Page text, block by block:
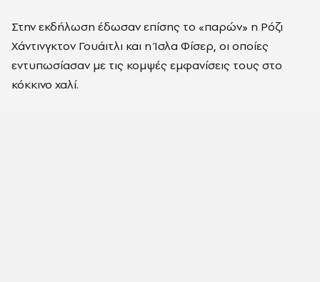
Στην εκδήλωση έδωσαν επίσης το «παρών» η Ρόζι
Χάντινγκτον Γουάιτλι και η Ίσλα Φίσερ, οι οποίες
εντυπωσίασαν με τις κομψές εμφανίσεις τους στο
κόκκινο χαλί.